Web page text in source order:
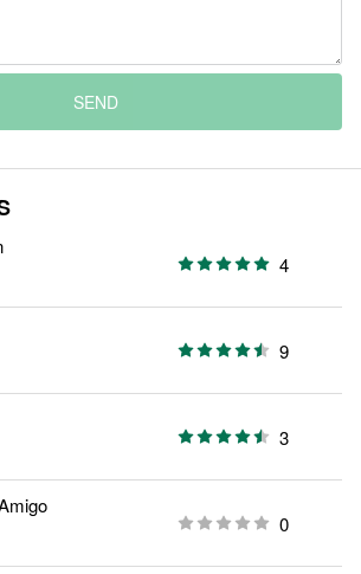
SEND
4
9
3
0